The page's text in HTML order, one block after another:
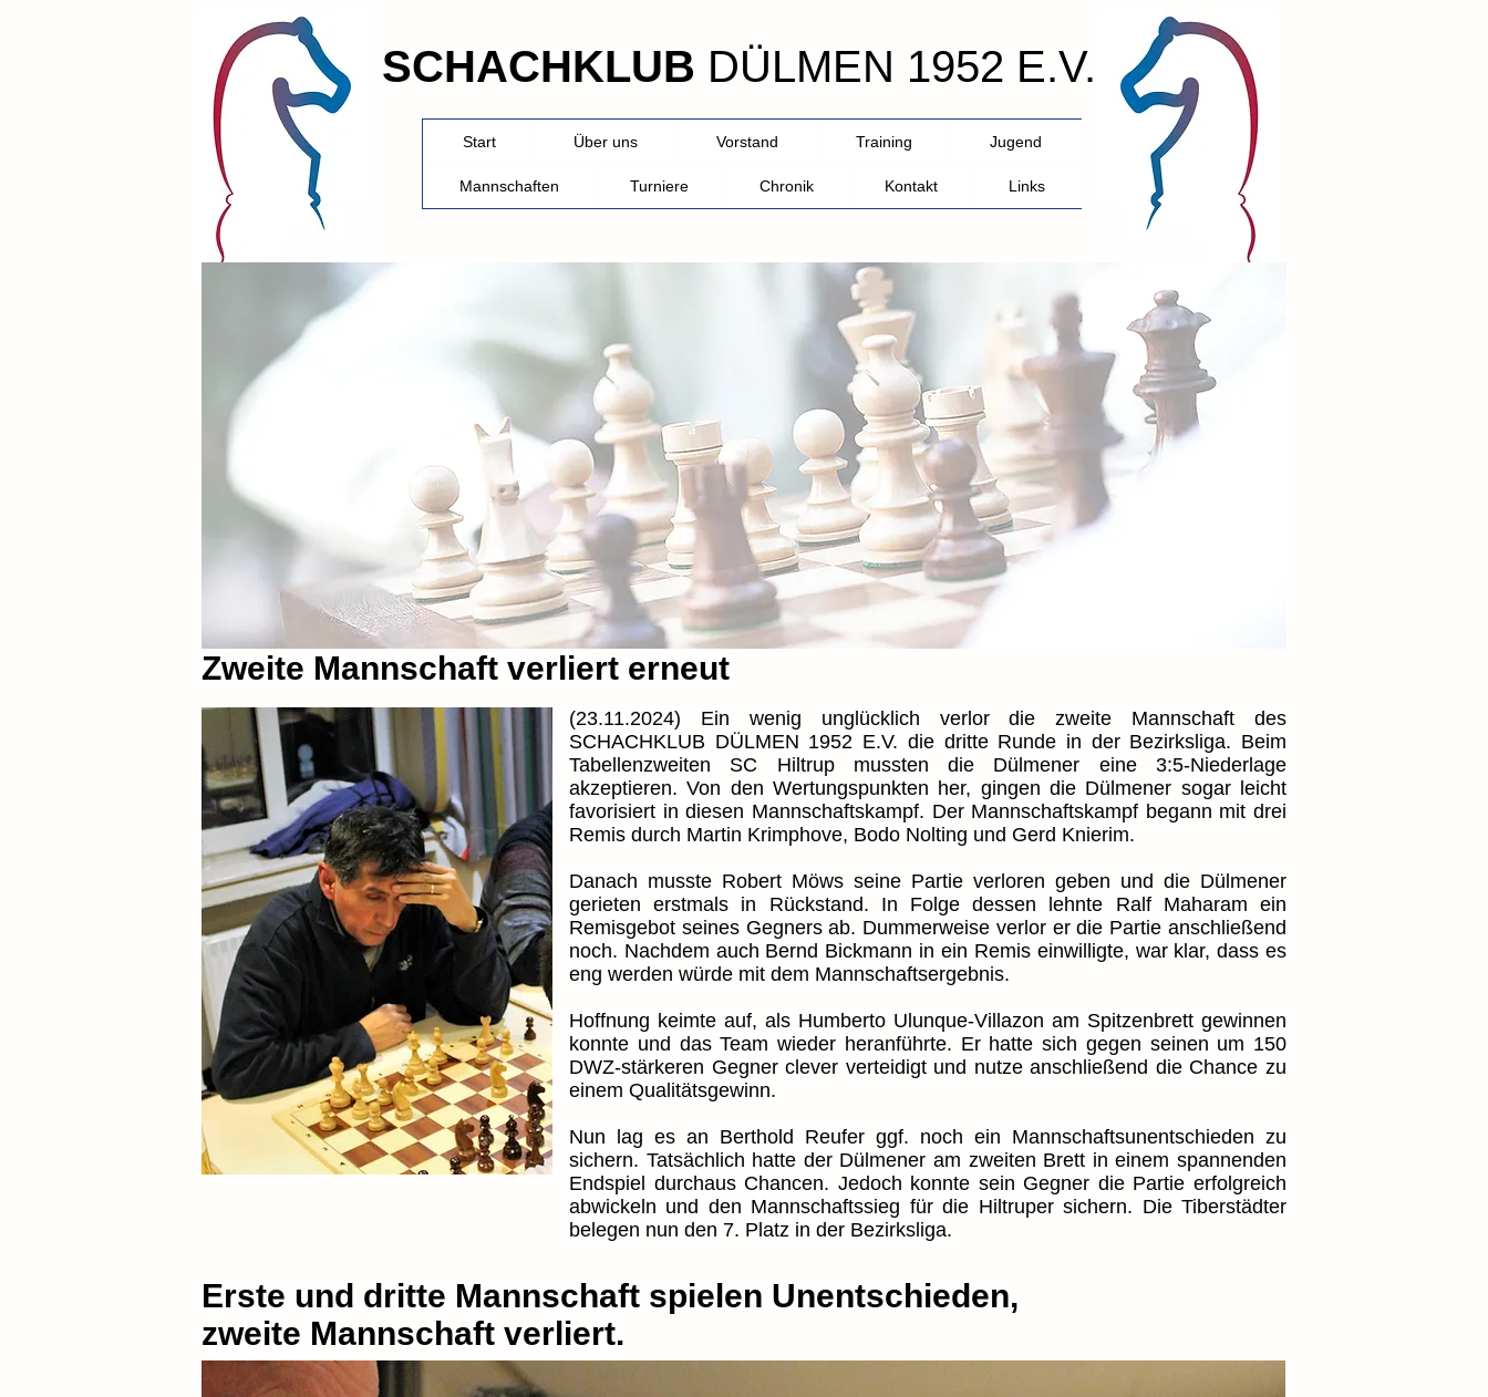
SCHACHKLUB DÜLMEN 1952 E.V.
Start Über uns Vorstand Training Jugend
Mannschaften Turniere Chronik Kontakt Links
Zweite Mannschaft verliert erneut
(23.11.2024) Ein wenig unglücklich verlor die zweite Mannschaft des
SCHACHKLUB DÜLMEN 1952 E.V. die dritte Runde in der Bezirksliga. Beim
Tabellenzweiten SC Hiltrup mussten die Dülmener eine 3:5-Niederlage
akzeptieren. Von den Wertungspunkten her, gingen die Dülmener sogar leicht
favorisiert in diesen Mannschaftskampf. Der Mannschaftskampf begann mit drei
Remis durch Martin Krimphove, Bodo Nolting und Gerd Knierim.
Danach musste Robert Möws seine Partie verloren geben und die Dülmener
gerieten erstmals in Rückstand. In Folge dessen lehnte Ralf Maharam ein
Remisgebot seines Gegners ab. Dummerweise verlor er die Partie anschließend
noch. Nachdem auch Bernd Bickmann in ein Remis einwilligte, war klar, dass es
eng werden würde mit dem Mannschaftsergebnis.
Hoffnung keimte auf, als Humberto Ulunque-Villazon am Spitzenbrett gewinnen
konnte und das Team wieder heranführte. Er hatte sich gegen seinen um 150
DWZ-stärkeren Gegner clever verteidigt und nutze anschließend die Chance zu
einem Qualitätsgewinn.
Nun lag es an Berthold Reufer ggf. noch ein Mannschaftsunentschieden zu
sichern. Tatsächlich hatte der Dülmener am zweiten Brett in einem spannenden
Endspiel durchaus Chancen. Jedoch konnte sein Gegner die Partie erfolgreich
abwickeln und den Mannschaftssieg für die Hiltruper sichern. Die Tiberstädter
belegen nun den 7. Platz in der Bezirksliga.
Erste und dritte Mannschaft spielen Unentschieden,
zweite Mannschaft verliert.